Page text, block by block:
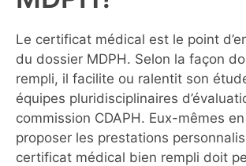
Le certificat médical est le point
du dossier MDPH. Selon la façon
rempli, il facilite ou ralentit son
équipes pluridisciplinaires
commission CDAPH. Eux-mêmes
proposer les prestations
certificat médical bien rempli doit